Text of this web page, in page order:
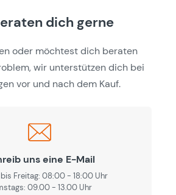
dich gerne
oder möchtest dich beraten
wir unterstützen dich bei
vor und nach dem Kauf.
uns eine E-Mail
Freitag: 08:00 - 18:00 Uhr
09.00 - 13.00 Uhr